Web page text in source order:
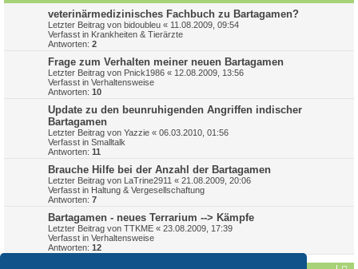
veterinärmedizinisches Fachbuch zu Bartagamen?
Letzter Beitrag von bidoubleu « 11.08.2009, 09:54
Verfasst in Krankheiten & Tierärzte
Antworten: 2
Frage zum Verhalten meiner neuen Bartagamen
Letzter Beitrag von Pnick1986 « 12.08.2009, 13:56
Verfasst in Verhaltensweise
Antworten: 10
Update zu den beunruhigenden Angriffen indischer
Bartagamen
Letzter Beitrag von Yazzie « 06.03.2010, 01:56
Verfasst in Smalltalk
Antworten: 11
Brauche Hilfe bei der Anzahl der Bartagamen
Letzter Beitrag von LaTrine2911 « 21.08.2009, 20:06
Verfasst in Haltung & Vergesellschaftung
Antworten: 7
Bartagamen - neues Terrarium --> Kämpfe
Letzter Beitrag von TTKME « 23.08.2009, 17:39
Verfasst in Verhaltensweise
Antworten: 12